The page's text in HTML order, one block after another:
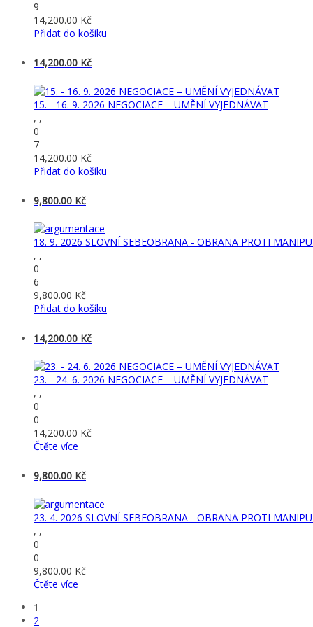
9
14,200.00 Kč
Přidat do košíku
14,200.00 Kč
15. - 16. 9. 2026 NEGOCIACE – UMĚNÍ VYJEDNÁVAT
, ,
0
7
14,200.00 Kč
Přidat do košíku
9,800.00 Kč
18. 9. 2026 SLOVNÍ SEBEOBRANA - OBRANA PROTI
, ,
0
6
9,800.00 Kč
Přidat do košíku
14,200.00 Kč
23. - 24. 6. 2026 NEGOCIACE – UMĚNÍ VYJEDNÁVAT
, ,
0
0
14,200.00 Kč
Čtěte více
9,800.00 Kč
23. 4. 2026 SLOVNÍ SEBEOBRANA - OBRANA PROTI
, ,
0
0
9,800.00 Kč
Čtěte více
1
2